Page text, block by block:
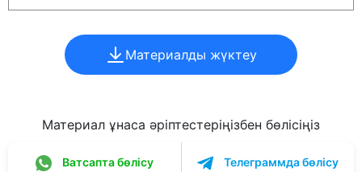
Материалды жүктеу
Материал ұнаса әріптестеріңізбен бөлісіңіз
Ватсапта бөлісу Телеграммда бөлісу